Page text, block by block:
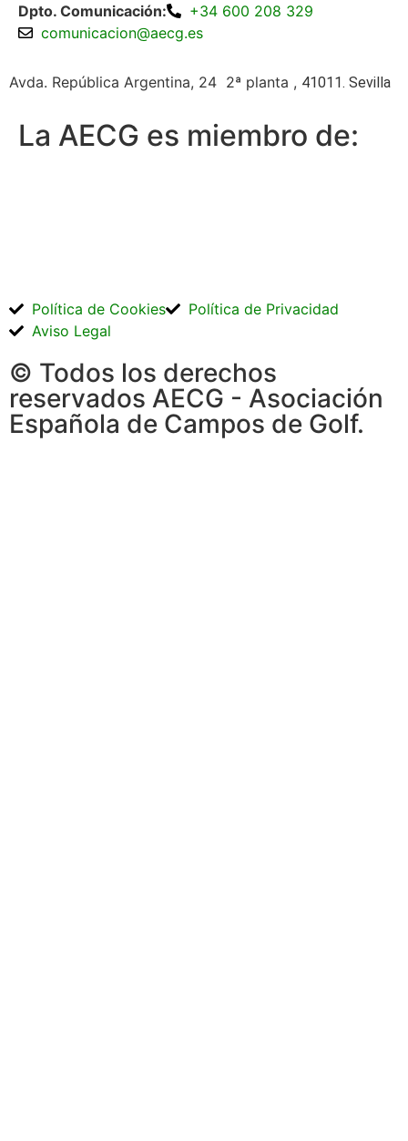
Dpto. Comunicación:
+34 600 208 329
comunicacion@aecg.es
Avda. República Argentina, 24 2ª planta , 41011. Sevilla
La AECG es miembro de:
© Todos los derechos
reservados AECG - Asociación
Española de Campos de Golf.
Política de Cookies
Política de Privacidad
Aviso Legal